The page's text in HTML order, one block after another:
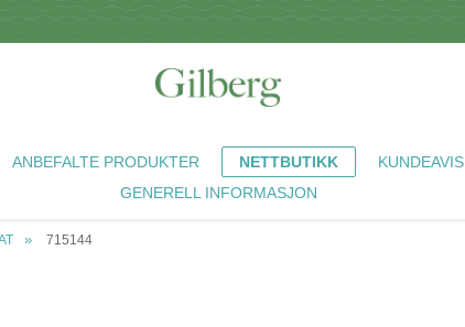
ANBEFALTE PRODUKTER NETTBUTIKK KUNDEAVIS
GENERELL INFORMASJON
715144